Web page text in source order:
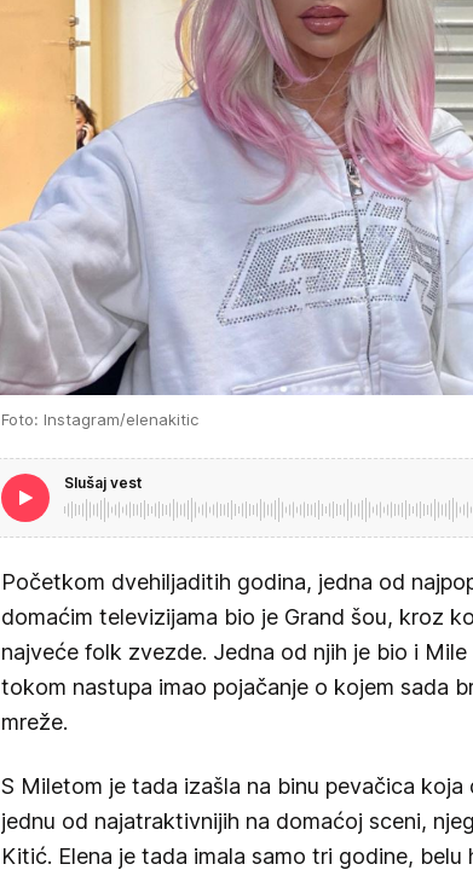
Foto: Instagram/elenakitic
Slušaj vest
Početkom dvehiljaditih godina, jedna od
domaćim televizijama bio je Grand šou, kroz
najveće folk zvezde. Jedna od njih je bio i
tokom nastupa imao pojačanje o kojem sada
mreže.
S Miletom je tada izašla na binu pevačica koja
jednu od najatraktivnijih na domaćoj sceni,
Kitić. Elena je tada imala samo tri godine, belu